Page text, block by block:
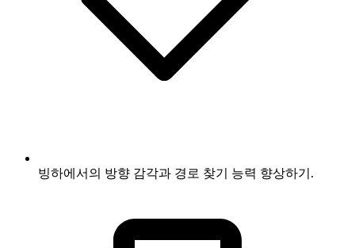
빙하에서의 방향 감각과 경로 찾기 능력 향상하기.